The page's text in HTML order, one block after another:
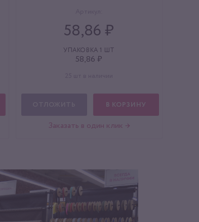
58,86 ₽
УПАКОВКА 1 ШТ
58,86 ₽
В КОРЗИНУ
Заказать в один клик →